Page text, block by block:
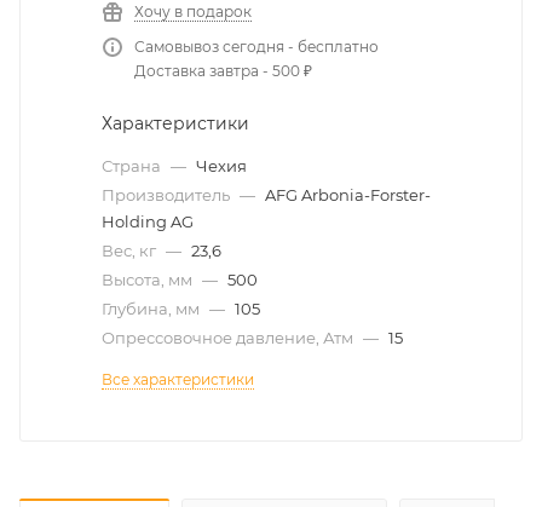
Хочу в подарок
Самовывоз сегодня - бесплатно
Доставка завтра - 500 ₽
Характеристики
Страна — Чехия
Производитель — AFG Arbonia-Forster-
Holding AG
Вес, кг — 23,6
Высота, мм — 500
Глубина, мм — 105
Опрессовочное давление, Атм — 15
Все характеристики